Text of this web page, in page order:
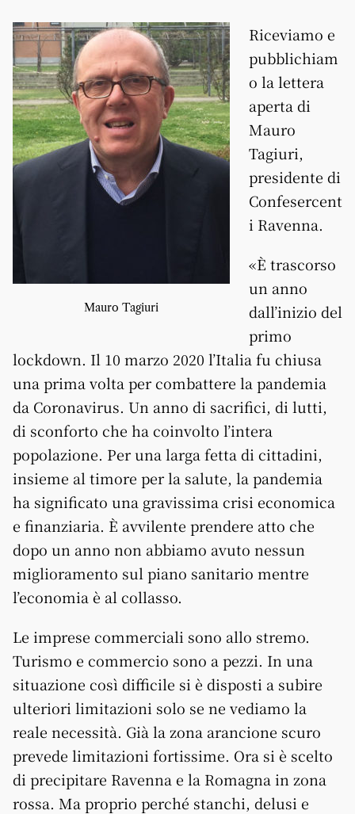
Mauro Tagiuri
Riceviamo e
pubblichiam
o la lettera
aperta di
Mauro
Tagiuri,
presidente di
Confesercent
i Ravenna.
«È trascorso
un anno
dall’inizio del
primo
lockdown. Il 10 marzo 2020 l’Italia fu chiusa
una prima volta per combattere la pandemia
da Coronavirus. Un anno di sacrifici, di lutti,
di sconforto che ha coinvolto l’intera
popolazione. Per una larga fetta di cittadini,
insieme al timore per la salute, la pandemia
ha significato una gravissima crisi economica
e finanziaria. È avvilente prendere atto che
dopo un anno non abbiamo avuto nessun
miglioramento sul piano sanitario mentre
l’economia è al collasso.
Le imprese commerciali sono allo stremo.
Turismo e commercio sono a pezzi. In una
situazione così difficile si è disposti a subire
ulteriori limitazioni solo se ne vediamo la
reale necessità. Già la zona arancione scuro
prevede limitazioni fortissime. Ora si è scelto
di precipitare Ravenna e la Romagna in zona
rossa. Ma proprio perché stanchi, delusi e